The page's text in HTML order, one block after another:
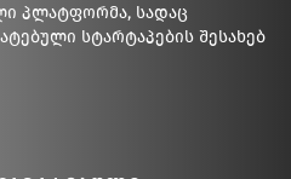
პლატფორმა, სადაც
სტარტაპების შესახებ